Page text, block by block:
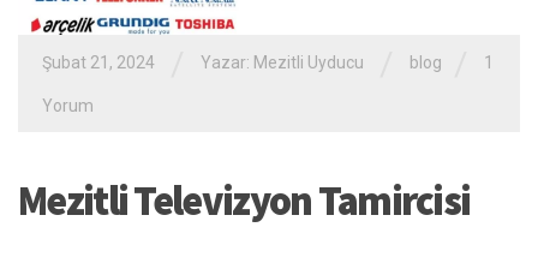
Şubat 21, 2024 Yazar: Mezitli Uyducu blog 1
Yorum
Mezitli Televizyon Tamircisi